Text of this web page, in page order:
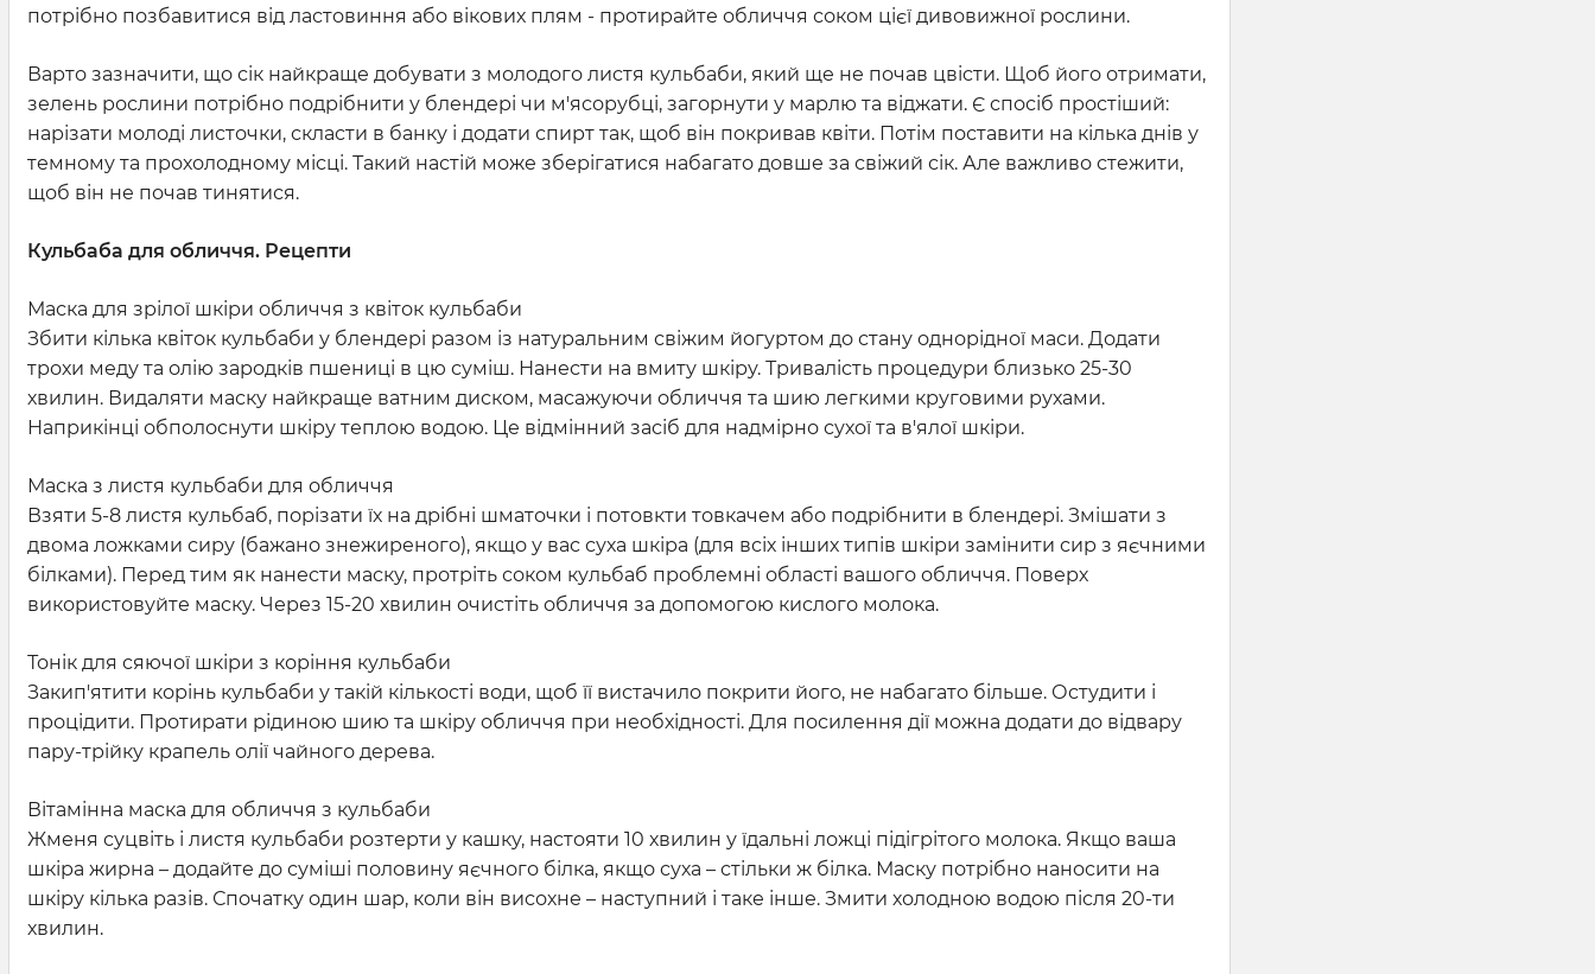
потрібно позбавитися від ластовиння або вікових плям - протирайте обличчя соком цієї дивовижної рослини.
Варто зазначити, що сік найкраще добувати з молодого листя кульбаби, який ще не почав цвісти. Щоб його отримати,
зелень рослини потрібно подрібнити у блендері чи м'ясорубці, загорнути у марлю та віджати. Є спосіб простіший:
нарізати молоді листочки, скласти в банку і додати спирт так, щоб він покривав квіти. Потім поставити на кілька днів у
темному та прохолодному місці. Такий настій може зберігатися набагато довше за свіжий сік. Але важливо стежити,
щоб він не почав тинятися.
Кульбаба для обличчя. Рецепти
Маска для зрілої шкіри обличчя з квіток кульбаби
Збити кілька квіток кульбаби у блендері разом із натуральним свіжим йогуртом до стану однорідної маси. Додати
трохи меду та олію зародків пшениці в цю суміш. Нанести на вмиту шкіру. Тривалість процедури близько 25-30
хвилин. Видаляти маску найкраще ватним диском, масажуючи обличчя та шию легкими круговими рухами.
Наприкінці обполоснути шкіру теплою водою. Це відмінний засіб для надмірно сухої та в'ялої шкіри.
Маска з листя кульбаби для обличчя
Взяти 5-8 листя кульбаб, порізати їх на дрібні шматочки і потовкти товкачем або подрібнити в блендері. Змішати з
двома ложками сиру (бажано знежиреного), якщо у вас суха шкіра (для всіх інших типів шкіри замінити сир з яєчними
білками). Перед тим як нанести маску, протріть соком кульбаб проблемні області вашого обличчя. Поверх
використовуйте маску. Через 15-20 хвилин очистіть обличчя за допомогою кислого молока.
Тонік для сяючої шкіри з коріння кульбаби
Закип'ятити корінь кульбаби у такій кількості води, щоб її вистачило покрити його, не набагато більше. Остудити і
процідити. Протирати рідиною шию та шкіру обличчя при необхідності. Для посилення дії можна додати до відвару
пару-трійку крапель олії чайного дерева.
Вітамінна маска для обличчя з кульбаби
Жменя суцвіть і листя кульбаби розтерти у кашку, настояти 10 хвилин у їдальні ложці підігрітого молока. Якщо ваша
шкіра жирна – додайте до суміші половину яєчного білка, якщо суха – стільки ж білка. Маску потрібно наносити на
шкіру кілька разів. Спочатку один шар, коли він висохне – наступний і таке інше. Змити холодною водою після 20-ти
хвилин.